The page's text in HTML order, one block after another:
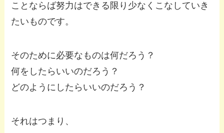
ことならば努力はできる限り少なくこなしていき
たいものです。
そのために必要なものは何だろう？
何をしたらいいのだろう？
どのようにしたらいいのだろう？
それはつまり、